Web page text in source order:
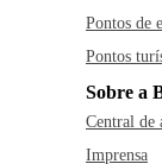
Pontos de
Pontos
Sobre a
Central de
Imprensa